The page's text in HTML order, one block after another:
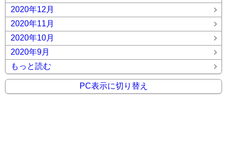
2020年12月
2020年11月
2020年10月
2020年9月
もっと読む
PC表示に切り替え